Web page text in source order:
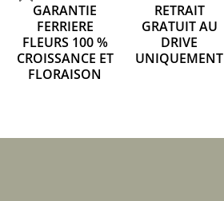
GARANTIE
FERRIERE
FLEURS 100 %
CROISSANCE ET
FLORAISON
RETRAIT
GRATUIT AU
DRIVE
UNIQUEMENT